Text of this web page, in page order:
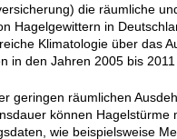
die räumliche
Hagelgewittern in
Klimatologie über das
in den Jahren 2005 bis 2011
geringen räumlichen
können Hagelstürme
wie beispielsweise